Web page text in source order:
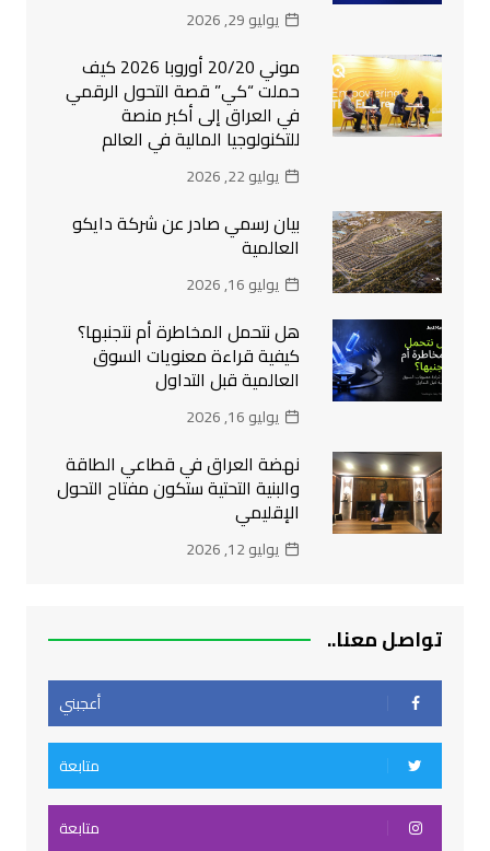
يوليو 29, 2026
موني 20/20 أوروبا 2026 كيف
حملت “كي” قصة التحول الرقمي
في العراق إلى أكبر منصة
للتكنولوجيا المالية في العالم
يوليو 22, 2026
بيان رسمي صادر عن شركة دايكو
العالمية
يوليو 16, 2026
هل نتحمل المخاطرة أم نتجنبها؟
كيفية قراءة معنويات السوق
العالمية قبل التداول
يوليو 16, 2026
نهضة العراق في قطاعي الطاقة
والبنية التحتية ستكون مفتاح التحول
الإقليمي
يوليو 12, 2026
تواصل معنا..
أعجبني
متابعة
متابعة